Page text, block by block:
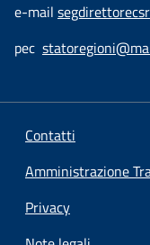
e-mail
pec
Contatti
Amministrazione
Privacy